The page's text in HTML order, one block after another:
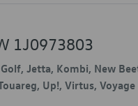
1J0973803
Jetta, Kombi, New
Up!, Virtus, Voyage